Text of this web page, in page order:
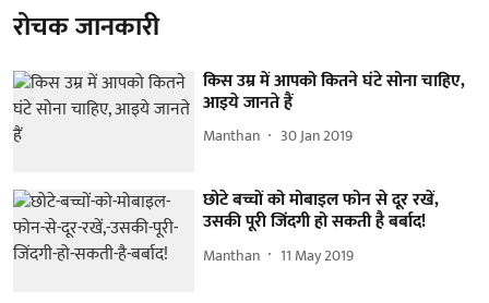
रोचक जानकारी
किस उम्र में आपको कितने घंटे सोना चाहिए,
आइये जानते हैं
Manthan 30 Jan 2019
छोटे बच्चों को मोबाइल फोन से दूर रखें,
उसकी पूरी जिंदगी हो सकती है बर्बाद!
Manthan 11 May 2019